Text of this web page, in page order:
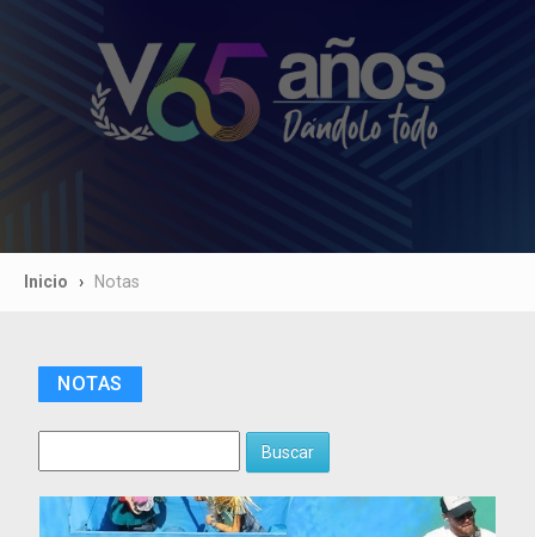
Inicio Notas
NOTAS
Buscar